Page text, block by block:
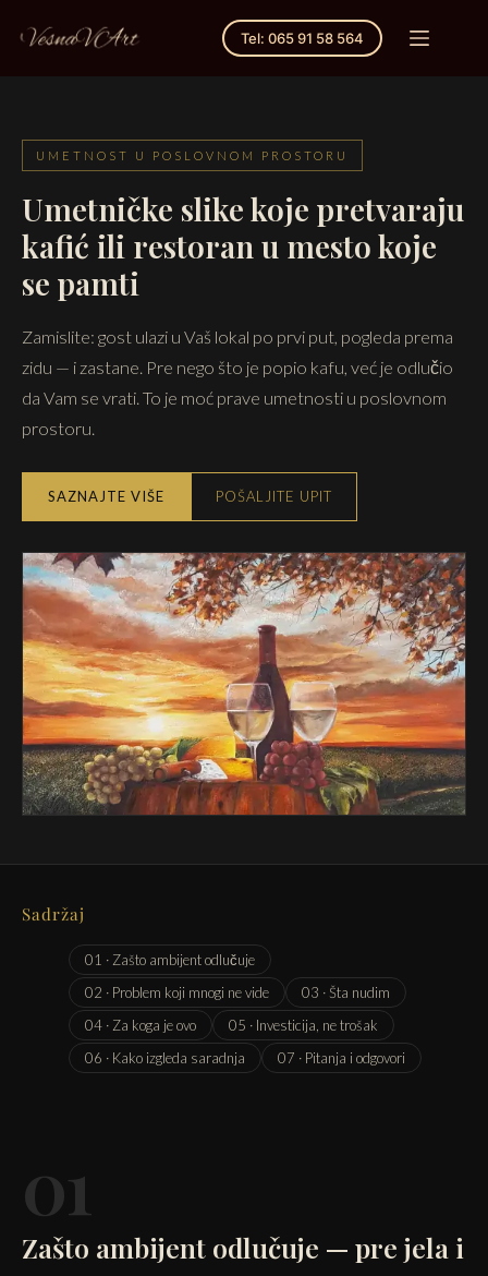
Tel: 065 91 58 564
UMETNOST U POSLOVNOM PROSTORU
Umetničke slike koje pretvaraju
kafić ili restoran u mesto koje
se pamti
Zamislite: gost ulazi u Vaš lokal po prvi put, pogleda prema
zidu — i zastane. Pre nego što je popio kafu, već je odlučio
da Vam se vrati. To je moć prave umetnosti u poslovnom
prostoru.
SAZNAJTE VIŠE POŠALJITE UPIT
Sadržaj
01 · Zašto ambijent odlučuje
02 · Problem koji mnogi ne vide
03 · Šta nudim
04 · Za koga je ovo
05 · Investicija, ne trošak
06 · Kako izgleda saradnja
07 · Pitanja i odgovori
01
Zašto ambijent odlučuje — pre jela i